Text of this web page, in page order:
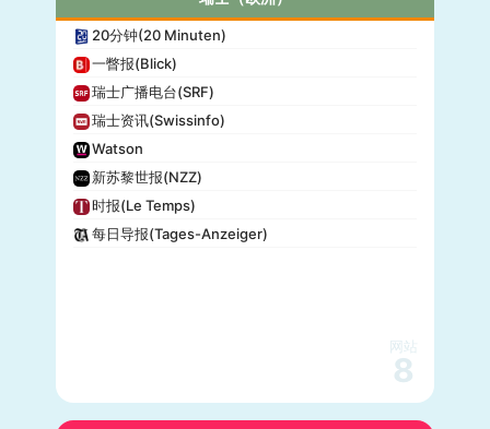
20分钟(20 Minuten)
一瞥报(Blick)
瑞士广播电台(SRF)
瑞士资讯(Swissinfo)
Watson
新苏黎世报(NZZ)
时报(Le Temps)
每日导报(Tages-Anzeiger)
网站
8